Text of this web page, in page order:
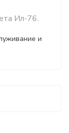
Ил-76.
и